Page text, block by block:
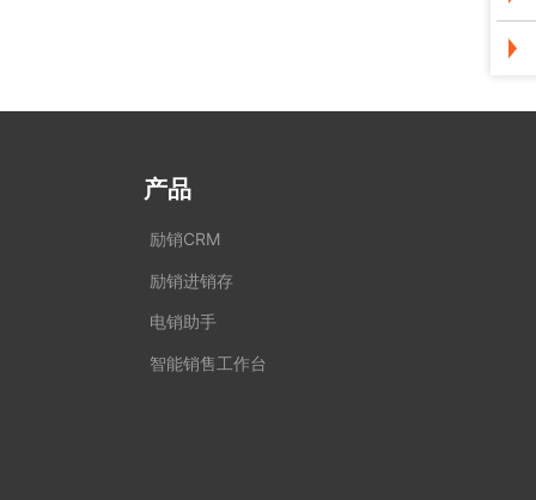
产品
励销CRM
励销进销存
电销助手
智能销售工作台